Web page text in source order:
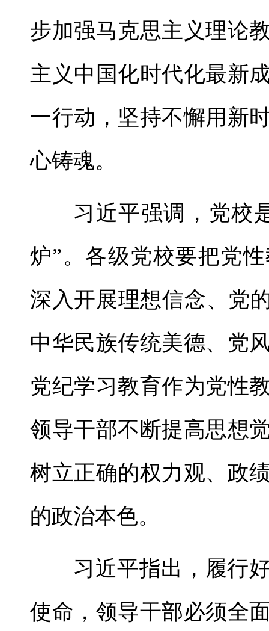
步加强马克思主义理论
主义中国化时代化最新
一行动，坚持不懈用新
心铸魂。
习近平强调，党校
炉”。各级党校要把党
深入开展理想信念、党
中华民族传统美德、党
党纪学习教育作为党性
领导干部不断提高思想
树立正确的权力观、政
的政治本色。
习近平指出，履行
使命，领导干部必须全